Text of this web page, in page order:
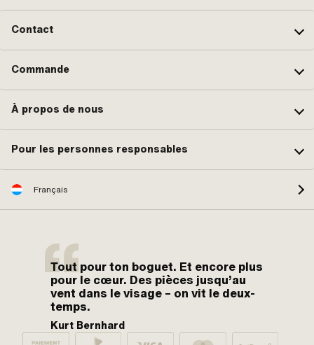
Contact
Commande
À propos de nous
Pour les personnes responsables
Français
Tout pour ton boguet. Et encore plus
pour le cœur. Des pièces jusqu’au
vent dans le visage – on vit le deux-
temps.
Kurt Bernhard